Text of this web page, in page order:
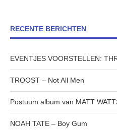
RECENTE BERICHTEN
EVENTJES VOORSTELLEN:
TROOST – Not All Men
Postuum album van MATT
NOAH TATE – Boy Gum